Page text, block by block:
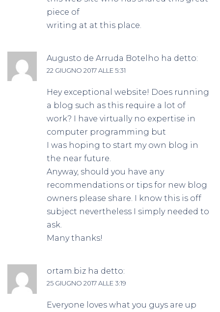
piece of
writing at at this place.
Augusto de Arruda Botelho ha detto:
22 GIUGNO 2017 ALLE 5:31
Hey exceptional website! Does running
a blog such as this require a lot of
work? I have virtually no expertise in
computer programming but
I was hoping to start my own blog in
the near future.
Anyway, should you have any
recommendations or tips for new blog
owners please share. I know this is off
subject nevertheless I simply needed to
ask.
Many thanks!
ortam.biz ha detto:
25 GIUGNO 2017 ALLE 3:19
Everyone loves what you guys are up